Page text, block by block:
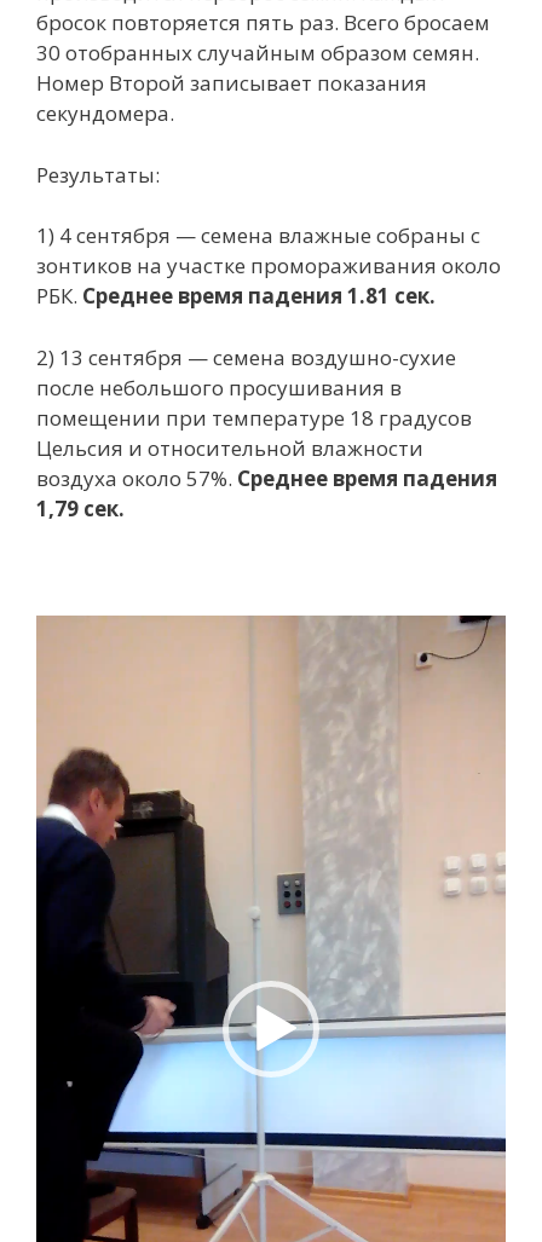
бросок повторяется пять раз. Всего бросаем
30 отобранных случайным образом семян.
Номер Второй записывает показания
секундомера.
Результаты:
1) 4 сентября — семена влажные собраны с
зонтиков на участке промораживания около
РБК. Среднее время падения 1.81 сек.
2) 13 сентября — семена воздушно-сухие
после небольшого просушивания в
помещении при температуре 18 градусов
Цельсия и относительной влажности
воздуха около 57%. Среднее время падения
1,79 сек.